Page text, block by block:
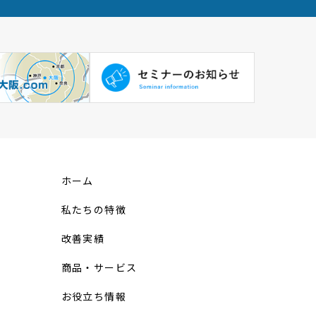
ホーム
私たちの特徴
改善実績
商品・サービス
お役立ち情報